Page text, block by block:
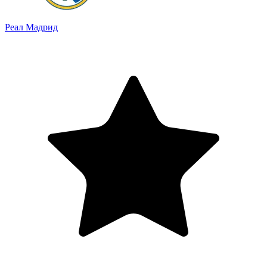
Реал Мадрид